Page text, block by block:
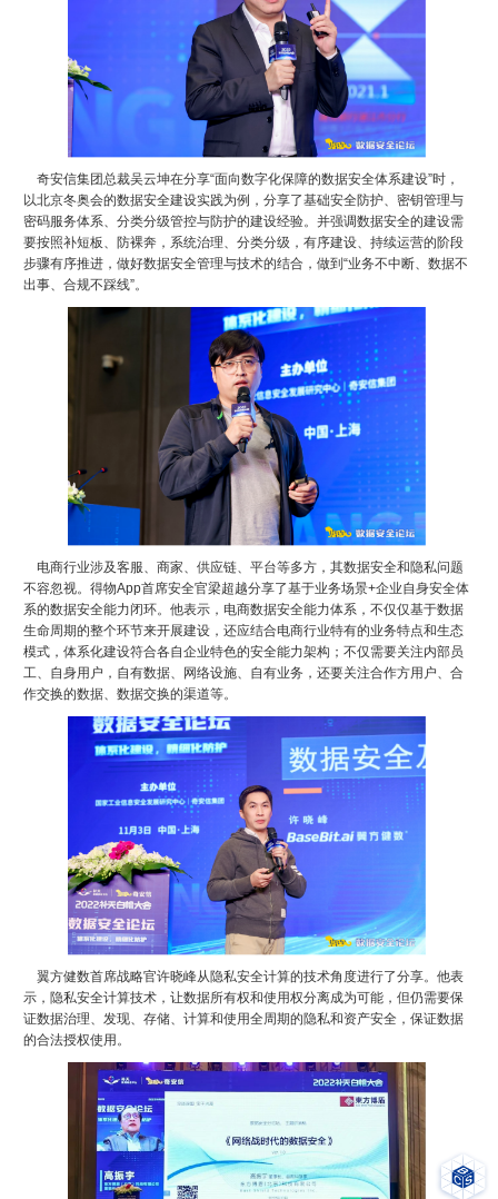
奇安信集团总裁吴云坤在分享“面向数字化保障的数据安全体系建设”时，
以北京冬奥会的数据安全建设实践为例，分享了基础安全防护、密钥管理与
密码服务体系、分类分级管控与防护的建设经验。并强调数据安全的建设需
要按照补短板、防裸奔，系统治理、分类分级，有序建设、持续运营的阶段
步骤有序推进，做好数据安全管理与技术的结合，做到“业务不中断、数据不
出事、合规不踩线”。
电商行业涉及客服、商家、供应链、平台等多方，其数据安全和隐私问题
不容忽视。得物App首席安全官梁超越分享了基于业务场景+企业自身安全体
系的数据安全能力闭环。他表示，电商数据安全能力体系，不仅仅基于数据
生命周期的整个环节来开展建设，还应结合电商行业特有的业务特点和生态
模式，体系化建设符合各自企业特色的安全能力架构；不仅需要关注内部员
工、自身用户，自有数据、网络设施、自有业务，还要关注合作方用户、合
作交换的数据、数据交换的渠道等。
翼方健数首席战略官许晓峰从隐私安全计算的技术角度进行了分享。他表
示，隐私安全计算技术，让数据所有权和使用权分离成为可能，但仍需要保
证数据治理、发现、存储、计算和使用全周期的隐私和资产安全，保证数据
的合法授权使用。